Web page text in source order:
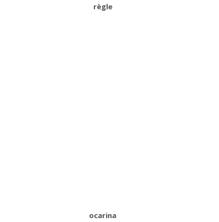
règle
ocarina